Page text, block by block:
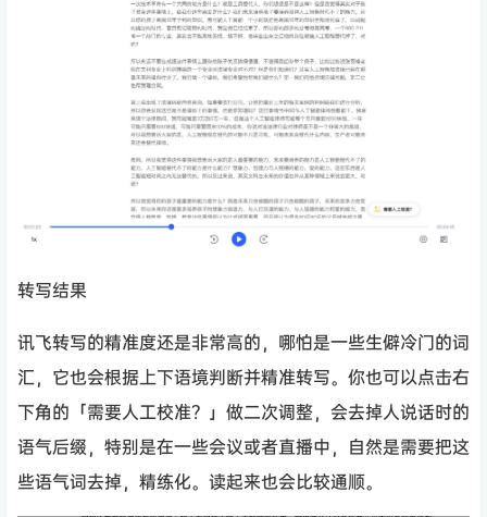
转写结果
讯飞转写的精准度还是非常高的，哪怕是一些生僻冷门的词
汇，它也会根据上下语境判断并精准转写。你也可以点击右
下角的「需要人工校准？」做二次调整，会去掉人说话时的
语气后缀，特别是在一些会议或者直播中，自然是需要把这
些语气词去掉，精练化。读起来也会比较通顺。